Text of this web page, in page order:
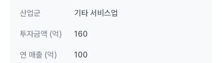
산업군 기타 서비스업
투자금액 (억) 160
연 매출 (억) 100